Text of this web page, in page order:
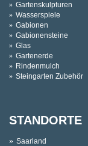
Gartenskulpturen
Wasserspiele
Gabionen
Gabionensteine
Glas
Gartenerde
Rindenmulch
Steingarten Zubehör
STANDORTE
Saarland